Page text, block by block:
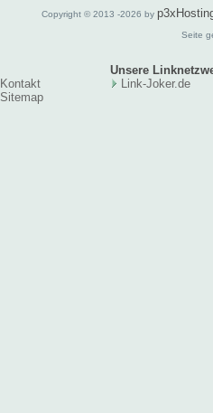
Copyright © 2013 -2026 by
Seite
Unsere
Kontakt
Sitemap
Link-Joker.de